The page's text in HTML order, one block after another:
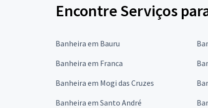
Encontre Serviços
Banheira em Bauru
Banheira em Franca
Banheira em Mogi das Cruzes
Banheira em Santo André